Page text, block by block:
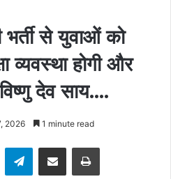
से युवाओं को
व्यवस्था होगी और
देव साय….
2026 1 minute read
TelegramShare via Email Print